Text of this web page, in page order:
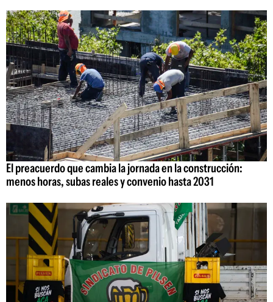
El preacuerdo que cambia la jornada en la construcción:
menos horas, subas reales y convenio hasta 2031